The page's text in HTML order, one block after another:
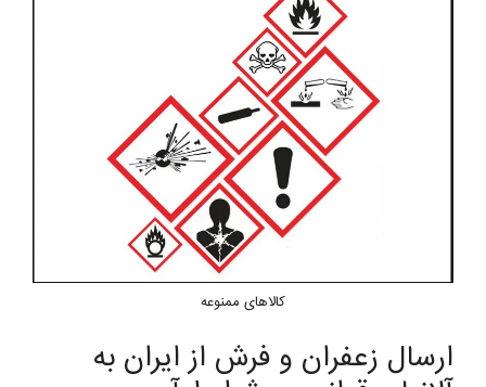
کالاهای ممنوعه
ارسال زعفران و فرش از ایران به